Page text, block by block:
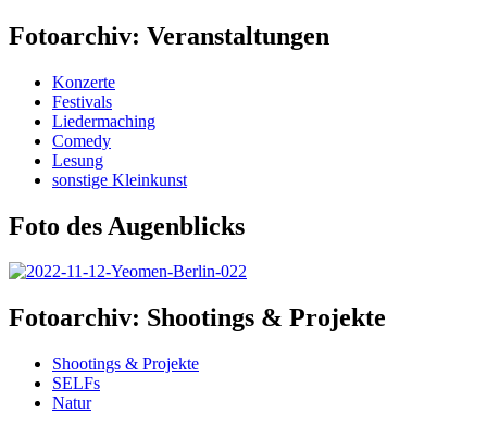
Fotoarchiv: Veranstaltungen
Konzerte
Festivals
Liedermaching
Comedy
Lesung
sonstige Kleinkunst
Foto des Augenblicks
Fotoarchiv: Shootings & Projekte
Shootings & Projekte
SELFs
Natur